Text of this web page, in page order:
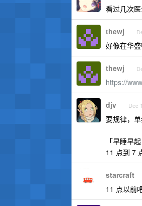
看过几次
thewj
好像在华
thewj
https://
djv Dec
要规律，
「早睡早
11 点到 7
starcraft
11 点以前